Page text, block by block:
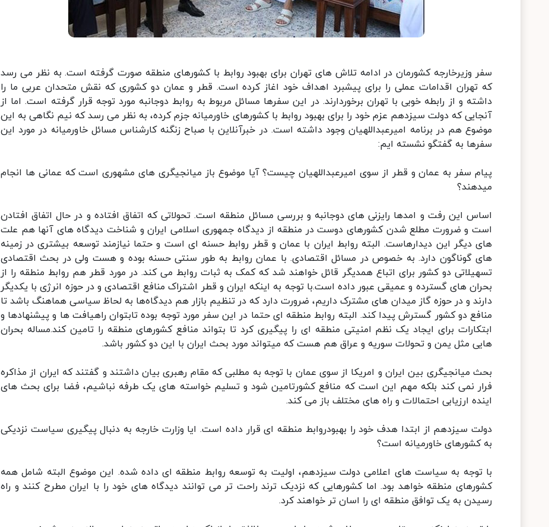
سفر وزیرخارجه کشورمان در ادامه تلاش های تهران برای بهبود روابط با کشورهای منطقه صورت گرفته است. به نظر می رسد
که تهران اقدامات عملی را برای پیشبرد اهداف خود اغاز کرده است. قطر و عمان دو کشوری که نقش متحدان عربی ما را
داشته و از رابطه خوبی با تهران برخوردارند. در این سفرها مسائل مربوط به روابط دوجانبه مورد توجه قرار گرفته است. اما از
آنجایی که دولت سیزدهم عزم خود را برای بهبود روابط با کشورهای خاورمیانه جزم کرده، به نظر می رسد که نیم نگاهی به این
موضوع هم در برنامه امیرعبداللهیان وجود داشته است. در خبرآنلاین با صباح زنگنه کارشناس مسائل خاورمیانه در مورد این
سفرها به گفتگو نشسته ایم:
پیام سفر به عمان و قطر از سوی امیرعبداللهیان چیست؟ آیا موضوع باز میانجیگری های مشهوری است که عمانی ها انجام
میدهند؟
اساس این رفت و امدها رایزنی های دوجانبه و بررسی مسائل منطقه است. تحولاتی که اتفاق افتاده و در حال اتفاق افتادن
است و ضرورت مطلع شدن کشورهای دوست در منطقه از دیدگاه جمهوری اسلامی ایران و شناخت دیدگاه های آنها هم علت
های دیگر این دیدارهاست. البته روابط ایران با عمان و قطر روابط حسنه ای است و حتما نیازمند توسعه بیشتری در زمینه
های گوناگون دارد. به خصوص در مسائل اقتصادی. با عمان روابط به طور سنتی حسنه بوده و هست ولی در بحث اقتصادی
تسهیلاتی دو کشور برای اتباع همدیگر قائل خواهند شد که کمک به ثبات روابط می کند. در مورد قطر هم روابط منطقه را از
بحران های گسترده و عمیقی عبور داده است.با توجه به اینکه ایران و قطر اشتراک منافع اقتصادی و در حوزه انرژی با یکدیگر
دارند و در حوزه گاز میدان های مشترک داریم، ضرورت دارد که در تنظیم بازار هم دیدگاه‌ها به لحاظ سیاسی هماهنگ باشد تا
منافع دو کشور گسترش پیدا کند. البته روابط منطقه ای حتما در این سفر مورد توجه بوده تابتوان راهیافت ها و پیشنهادها و
ابتکارات برای ایجاد یک نظم امنیتی منطقه ای را پیگیری کرد تا بتواند منافع کشورهای منطقه را تامین کند.مساله بحران
هایی مثل یمن و تحولات سوریه و عراق هم هست که میتواند مورد بحث ایران با این دو کشور باشد.
بحث میانجیگری بین ایران و امریکا از سوی عمان با توجه به مطلبی که مقام رهبری بیان داشتند و گفتند که ایران از مذاکره
فرار نمی کند بلکه مهم این است که منافع کشورتامین شود و تسلیم خواسته های یک طرفه نباشیم، فضا برای بحث های
اینده ارزیابی احتمالات و راه های مختلف باز می کند.
دولت سیزدهم از ابتدا هدف خود را بهبودروابط منطقه ای قرار داده است. ایا وزارت خارجه به دنبال پیگیری سیاست نزدیکی
به کشورهای خاورمیانه است؟
با توجه به سیاست های اعلامی دولت سیزدهم، اولیت به توسعه روابط منطقه ای داده شده. این موضوع البته شامل همه
کشورهای منطقه خواهد بود. اما کشورهایی که نزدیک ترند راحت تر می توانند دیدگاه های خود را با ایران مطرح کنند و راه
رسیدن به یک توافق منطقه ای را اسان تر خواهند کرد.